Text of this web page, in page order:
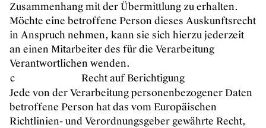
Zusammenhang mit der Übermittlung zu erhalten.
Möchte eine betroffene Person dieses Auskunftsrecht
in Anspruch nehmen, kann sie sich hierzu jederzeit
an einen Mitarbeiter des für die Verarbeitung
Verantwortlichen wenden.
c
Recht auf Berichtigung
Jede von der Verarbeitung personenbezogener Daten
betroffene Person hat das vom Europäischen
Richtlinien- und Verordnungsgeber gewährte Recht,